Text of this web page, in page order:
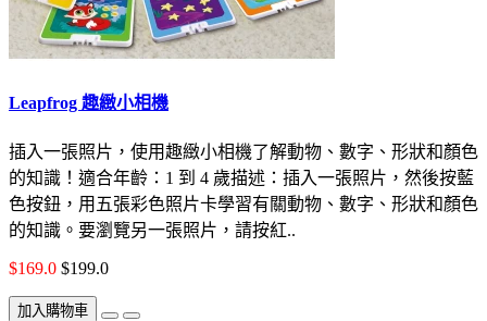
Leapfrog 趣緻小相機
插入一張照片，使用趣緻小相機了解動物、數字、形狀和顏色
的知識！適合年齡：1 到 4 歲描述：插入一張照片，然後按藍
色按鈕，用五張彩色照片卡學習有關動物、數字、形狀和顏色
的知識。要瀏覽另一張照片，請按紅..
$169.0 $199.0
加入購物車